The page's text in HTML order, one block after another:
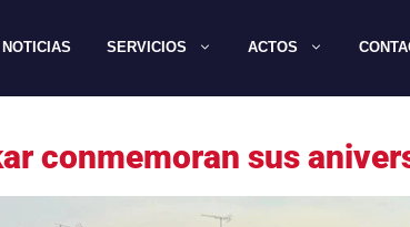
NOTICIAS SERVICIOS ACTOS
conmemoran sus